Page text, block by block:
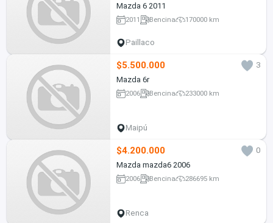
Mazda 6 2011
2011 Bencina 170000 km
Paillaco
$5.500.000
3
Mazda 6r
2006 Bencina 233000 km
Maipú
$4.200.000
0
Mazda mazda6 2006
2006 Bencina 286695 km
Renca